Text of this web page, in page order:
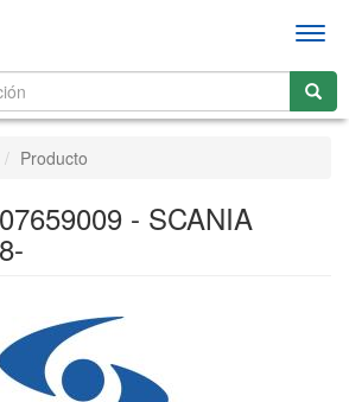
Producto
- SCANIA